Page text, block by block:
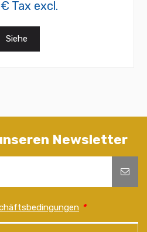
Tax excl.
Siehe
Newsletter
*